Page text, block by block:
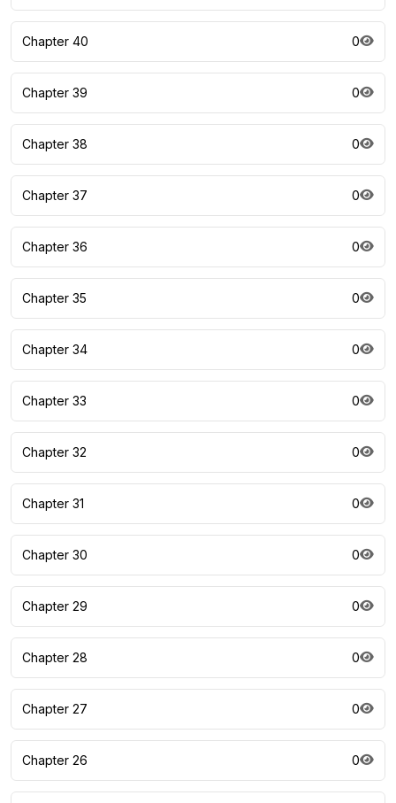
Chapter 40 0
Chapter 39 0
Chapter 38 0
Chapter 37 0
Chapter 36 0
Chapter 35 0
Chapter 34 0
Chapter 33 0
Chapter 32 0
Chapter 31 0
Chapter 30 0
Chapter 29 0
Chapter 28 0
Chapter 27 0
Chapter 26 0